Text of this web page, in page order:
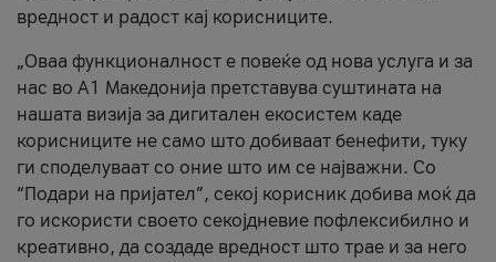
вредност и радост кај корисниците.
„Оваа функционалност е повеќе од нова услуга и за
нас во А1 Македонија претставува суштината на
нашата визија за дигитален екосистем каде
корисниците не само што добиваат бенефити, туку
ги споделуваат со оние што им се најважни. Со
“Подари на пријател”, секој корисник добива моќ да
го искористи своето секојдневие пофлексибилно и
креативно, да создаде вредност што трае и за него